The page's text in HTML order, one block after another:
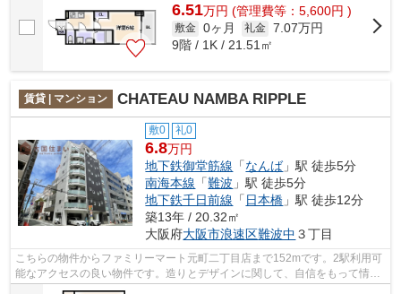
6.51万円 (管理費等：5,600円 )
敷金 0ヶ月 礼金 7.07万円
9階 / 1K / 21.51㎡
賃貸 | マンション CHATEAU NAMBA RIPPLE
敷0 礼0
6.8万円
地下鉄御堂筋線 「なんば」駅 徒歩5分
南海本線 「難波 」駅 徒歩5分
地下鉄千日前線 「 日本橋 」駅 徒歩12分
築13年 / 20.32㎡
大阪府大阪市浪速区難波中 ３丁目
こちらの物件からファミリーマート元町二丁目店まで152mです。2駅利用可
能なアクセスの良い物件です。造りとデザインに関して、自信をもって情報
を提供できるマンションです。共用部に...